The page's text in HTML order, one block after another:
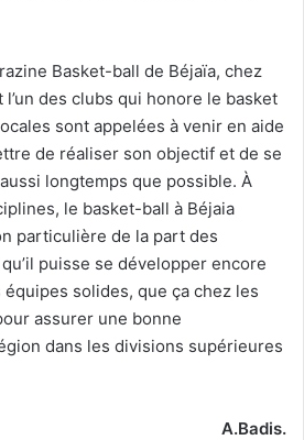
Basket-ball de Béjaïa, chez
des clubs qui honore le basket
sont appelées à venir en aide
de réaliser son objectif et de se
longtemps que possible. À
le basket-ball à Béjaia
particulière de la part des
puisse se développer encore
solides, que ça chez les
assurer une bonne
dans les divisions supérieures
A.Badis.